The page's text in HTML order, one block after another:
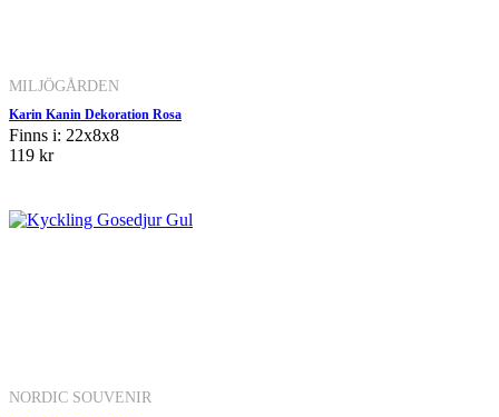
MILJÖGÅRDEN
Karin Kanin Dekoration Rosa
Finns i: 22x8x8
119 kr
NORDIC SOUVENIR